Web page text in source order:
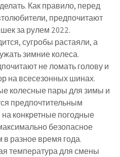
Как правило, перед
предпочитают
за рулем 2022.
сугробы растаяли, а
зимние колеса.
не ломать голову и
на всесезонных шинах.
колесные пары для зимы и
предпочтительным
конкретные погодные
безопасное
разное время года.
температура для смены